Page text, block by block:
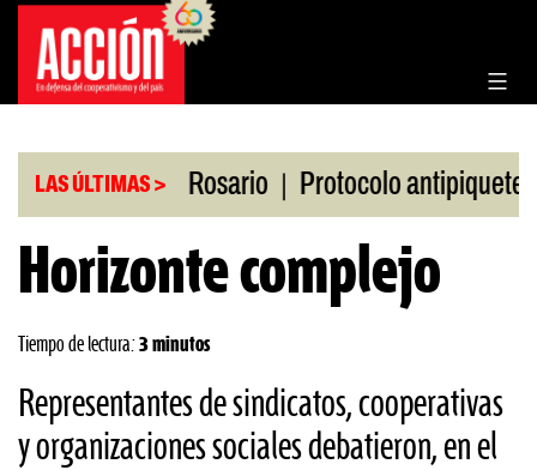
Saltar
contenido
LAS ÚLTIMAS >
la Bolsa de Rosario | Protocolo antipiquetes |
Horizonte complejo
Tiempo de lectura: 3 minutos
Representantes de sindicatos, cooperativas
y organizaciones sociales debatieron, en el